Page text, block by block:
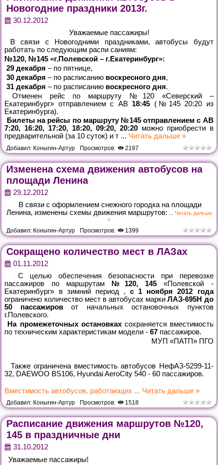
Новогодние праздники 2013г.
30.12.2012
Уважаемые пассажиры!
В связи с Новогодними праздниками, автобусы будут
работать по следующим распи саниям:
№120, №145 «г.Полевской – г.Екатеринбург»:
29 декабря – по пятнице,
30 декабря – по расписанию воскресного дня,
31 декабря – по расписанию воскресного дня.
Отменен рейс по маршруту №120 «Северский –
Екатеринбург» отправлением с АВ 18:45 (№145 20:20 из
Екатеринбурга).
Билеты на рейсы по маршруту №145 отправлением с АВ
7:20, 16:20, 17:20, 18:20, 09:20, 20:20можно приобрести в
предварительной (за 10 суток) и т ... Читать дальше »
Добавил: Коныгин-Артур Просмотров: 2197
Изменена схема движения автобусов на
площади Ленина
29.12.2012
В связи с оформлением снежного городка на площади
Ленина, изменены схемы движения маршрутов:
Читать дальше
»
Добавил: Коныгин-Артур Просмотров: 1399
Сокращено количество мест в ЛАЗах
01.11.2012
С целью обеспечения безопасности при перевозке
пассажиров по маршрутам
№120, 145 «Полевской -
Екатеринбург» в зимний период ,с 1 ноября 2012 года
ограничено количество мест в автобусах маркиЛАЗ-695Н до
50 пассажировот начальных остановочных пунктов
г.Полевского.
На промежеточных остановкахсохраняется вместимость
по техническим характеристикам модели -67 пассажиров.
МУП «ПАТП» ПГО
Также ограничена вместимость автобусов НефАЗ-5299-11-
32, DAEWOO BS106, Hyundai AeroCity 540 - 60 пассажиров.
Вместимость автобусов, работающих ... Читать дальше »
Добавил: Коныгин-Артур Просмотров: 1518
Расписание движения маршрутов №120,
145 в праздничные дни
31.10.2012
Уважаемые пассажиры!